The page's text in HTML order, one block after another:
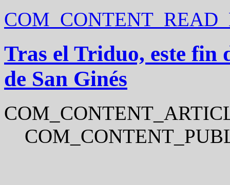
Tras el Triduo, este fin
de San Ginés